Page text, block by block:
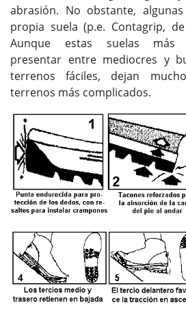
abrasión. No obstante,
propia suela (p.e. Contagrip,
Aunque estas suelas más
presentar entre mediocres y
terrenos fáciles, dejan
terrenos más complicados.